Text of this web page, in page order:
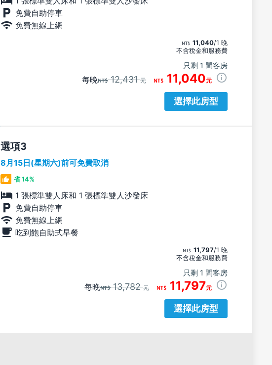
免費自助停車
免費無線上網
11,040/1 晚
不含稅金和服務費
只剩 1 間客房
每晚 12,431元 11,040元
選擇此房型
選項
8月15日(星期六)前可免費取消
省 14%
1 張標準雙人床和 1 張標準雙人沙發床
免費自助停車
免費無線上網
吃到飽自助式早餐
11,797/1 晚
不含稅金和服務費
只剩 1 間客房
每晚 13,782元 11,797元
選擇此房型